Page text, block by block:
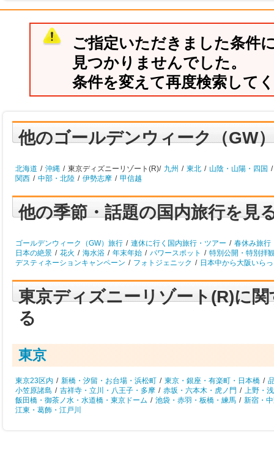
ご指定いただきました条件
見つかりませんでした。
条件を変えて再度検索して
他のゴールデンウィーク（GW
北海道 / 沖縄 / 東京ディズニーリゾート(R)/ 九州 / 東北 / 山陰・山陽・四国 /
関西 / 中部・北陸 / 伊勢志摩 / 甲信越
他の季節・話題の国内旅行を見
ゴールデンウィーク（GW）旅行 / 連休に行く国内旅行・ツアー / 春休み旅行
日本の絶景 / 花火 / 海水浴 / 年末年始 / パワースポット / 特別公開・特別拝
デスティネーションキャンペーン / フォトジェニック / 日本中から大阪いら
東京ディズニーリゾート(R)に
る
東京
東京23区内 / 新橋・汐留・お台場・浜松町 / 東京・銀座・有楽町・日本橋 /
小笠原諸島 / 吉祥寺・立川・八王子・多摩 / 赤坂・六本木・虎ノ門 / 上野・
飯田橋・御茶ノ水・水道橋・東京ドーム / 池袋・赤羽・板橋・練馬 / 新宿・
江東・葛飾・江戸川